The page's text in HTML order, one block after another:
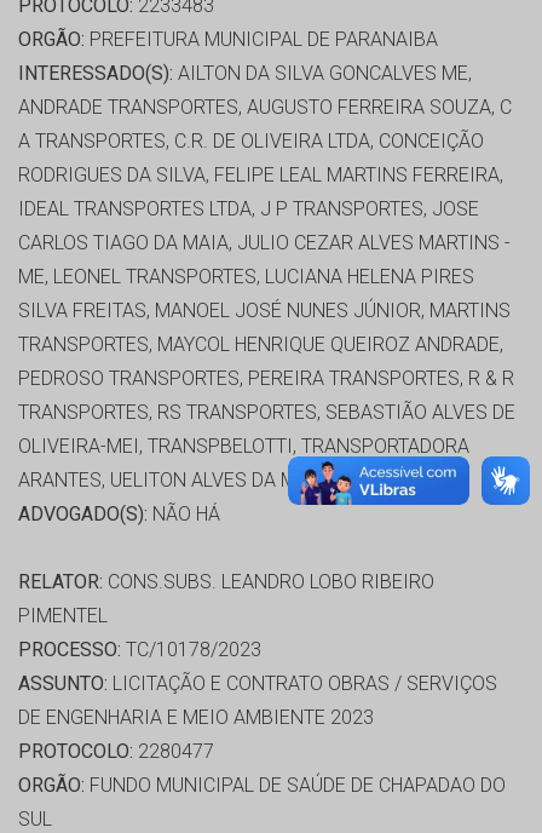
PROTOCOLO: 2233483
ORGÃO: PREFEITURA MUNICIPAL DE PARANAIBA
INTERESSADO(S): AILTON DA SILVA GONCALVES ME,
ANDRADE TRANSPORTES, AUGUSTO FERREIRA SOUZA, C
A TRANSPORTES, C.R. DE OLIVEIRA LTDA, CONCEIÇÃO
RODRIGUES DA SILVA, FELIPE LEAL MARTINS FERREIRA,
IDEAL TRANSPORTES LTDA, J P TRANSPORTES, JOSE
CARLOS TIAGO DA MAIA, JULIO CEZAR ALVES MARTINS -
ME, LEONEL TRANSPORTES, LUCIANA HELENA PIRES
SILVA FREITAS, MANOEL JOSÉ NUNES JÚNIOR, MARTINS
TRANSPORTES, MAYCOL HENRIQUE QUEIROZ ANDRADE,
PEDROSO TRANSPORTES, PEREIRA TRANSPORTES, R & R
TRANSPORTES, RS TRANSPORTES, SEBASTIÃO ALVES DE
OLIVEIRA-MEI, TRANSPBELOTTI, TRANSPORTADORA
ARANTES, UELITON ALVES DA MATA 90440099153
ADVOGADO(S): NÃO HÁ
RELATOR: CONS.SUBS. LEANDRO LOBO RIBEIRO
PIMENTEL
PROCESSO: TC/10178/2023
ASSUNTO: LICITAÇÃO E CONTRATO OBRAS / SERVIÇOS
DE ENGENHARIA E MEIO AMBIENTE 2023
PROTOCOLO: 2280477
ORGÃO: FUNDO MUNICIPAL DE SAÚDE DE CHAPADAO DO
SUL